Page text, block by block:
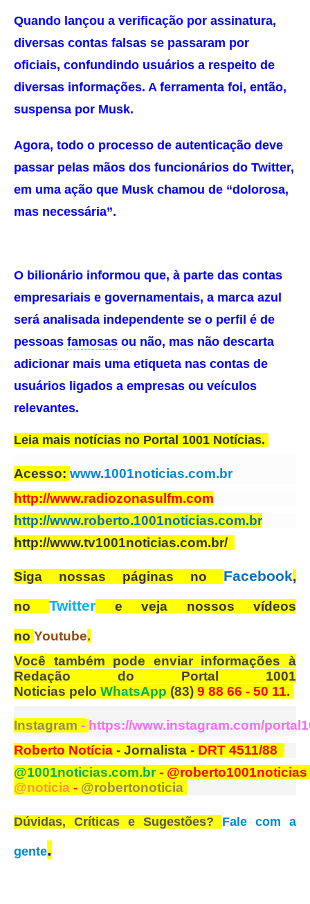
Quando lançou a verificação por assinatura,
diversas contas falsas se passaram por
oficiais, confundindo usuários a respeito de
diversas informações. A ferramenta foi, então,
suspensa por Musk.
Agora, todo o processo de autenticação deve
passar pelas mãos dos funcionários do Twitter,
em uma ação que Musk chamou de “dolorosa,
mas necessária”.
O bilionário informou que, à parte das contas
empresariais e governamentais, a marca azul
será analisada independente se o perfil é de
pessoas famosas ou não, mas não descarta
adicionar mais uma etiqueta nas contas de
usuários ligados a empresas ou veículos
relevantes.
Leia mais notícias no Portal 1001 Notícias.
Acesso: www.1001noticias.com.br
http://www.radiozonasulfm.com
http://www.roberto.1001noticias.com.br
http://www.tv1001noticias.com.br/
Siga nossas páginas no Facebook,
noTwitter e veja nossos vídeos
no Youtube.
Você também pode enviar informações à
Redação do Portal 1001
Noticias pelo WhatsApp (83) 9 88 66 - 50 11.
Instagram - https://www.instagram.com/
Roberto Notícia - Jornalista - DRT 4511/88
@1001noticias.com.br - @roberto1001noticias
@noticia - @robertonoticia
Dúvidas, Críticas e Sugestões? Fale com a
gente.